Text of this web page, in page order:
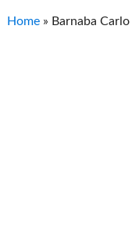
Home » Barnaba Carlo